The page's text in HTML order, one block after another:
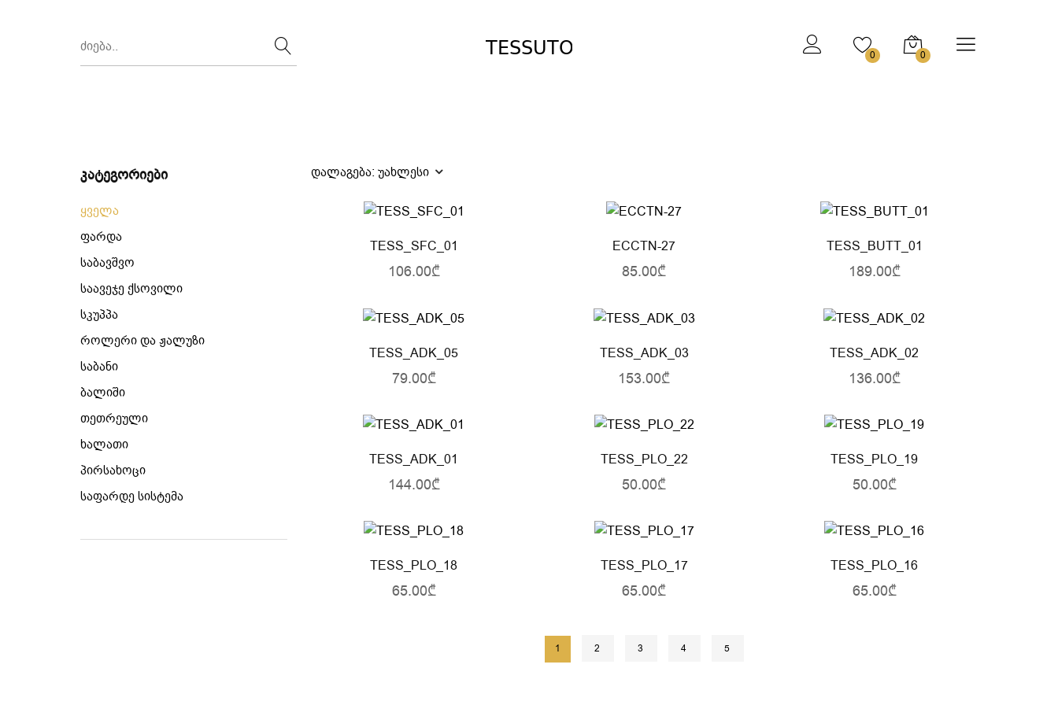
0 0
კატეგორიები
ყველა
ფარდა
საბავშვო
საავეჯე ქსოვილი
სკუპპა
როლერი და ჟალუზი
საბანი
ბალიში
თეთრეული
ხალათი
პირსახოცი
საფარდე სისტემა
დალაგება: უახლესი
TESS_SFC_01
106.00₾
ECCTN-27
85.00₾
TESS_BUTT_01
189.00₾
TESS_ADK_05
79.00₾
TESS_ADK_03
153.00₾
TESS_ADK_02
136.00₾
TESS_ADK_01
144.00₾
TESS_PLO_22
50.00₾
TESS_PLO_19
50.00₾
TESS_PLO_18
65.00₾
TESS_PLO_17
65.00₾
TESS_PLO_16
65.00₾
1 2 3 4 5